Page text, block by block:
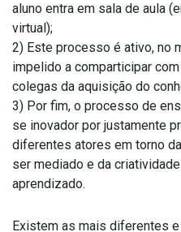
aluno entra em sala de aula
virtual);
2) Este processo é ativo, no
impelido a comparticipar
colegas da aquisição do
3) Por fim, o processo de
se inovador por justamente
diferentes atores em torno
ser mediado e da
aprendizado.
Existem as mais diferentes